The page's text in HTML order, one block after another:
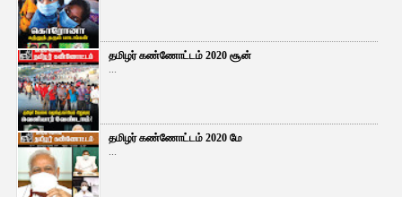
தமிழர் கண்ணோட்டம் 2020 சூன்
...
தமிழர் கண்ணோட்டம் 2020 மே
...